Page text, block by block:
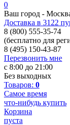
0
Ваш город -
Доставка в 3122
8 (800) 555-35-74
(бесплатно для
8 (495) 150-43-87
Перезвонить мне
с 8:00 до 21:00
Без выходных
Товаров: 0
Самое время
что-нибудь купить
Корзина
пуста